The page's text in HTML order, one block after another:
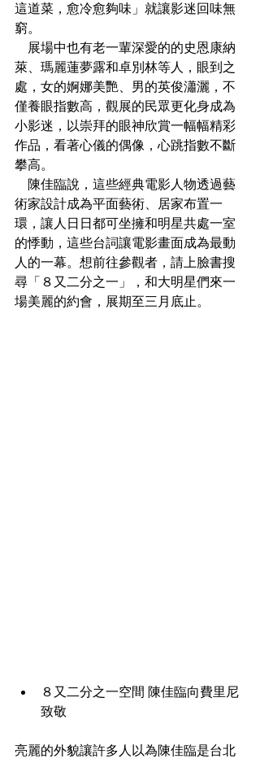
這道菜，愈冷愈夠味」就讓影迷回味無
窮。
展場中也有老一輩深愛的的史恩康納
萊、瑪麗蓮夢露和卓別林等人，眼到之
處，女的婀娜美艷、男的英俊瀟灑，不
僅養眼指數高，觀展的民眾更化身成為
小影迷，以崇拜的眼神欣賞一幅幅精彩
作品，看著心儀的偶像，心跳指數不斷
攀高。
陳佳臨說，這些經典電影人物透過藝
術家設計成為平面藝術、居家布置一
環，讓人日日都可坐擁和明星共處一室
的悸動，這些台詞讓電影畫面成為最動
人的一幕。想前往參觀者，請上臉書搜
尋「８又二分之一」，和大明星們來一
場美麗的約會，展期至三月底止。
８又二分之一空間 陳佳臨向費里尼
致敬
亮麗的外貌讓許多人以為陳佳臨是台北